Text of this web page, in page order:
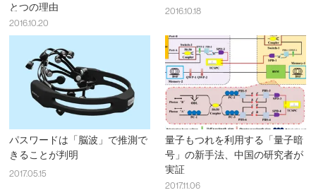
とつの理由
2016.10.20
2016.10.18
パスワードは「脳波」で推測で
きることが判明
2017.05.15
量子もつれを利用する「量子暗
号」の新手法、中国の研究者が
実証
2017.11.06